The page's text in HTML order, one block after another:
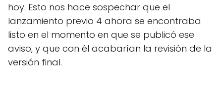
hoy. Esto nos hace sospechar que el
lanzamiento previo 4 ahora se encontraba
listo en el momento en que se publicó ese
aviso, y que con él acabarían la revisión de la
versión final.